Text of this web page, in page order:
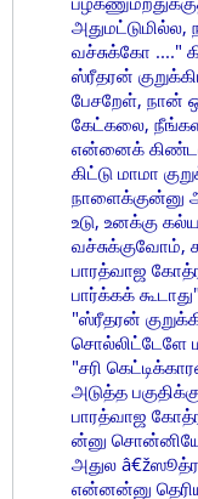
வச்சுக்கோ ...."
ஸ்ரீதரன்
பேசறேள், நான்
கேட்கலை,
என்னைக்
கிட்டு மாமா
நாளைக்குன்னு
உடு, உனக்கு
பாரத்வாஜ
பார்க்கக்
"ஸ்ரீதரன்
சொல்லிட்டேளே
"சரி
அடுத்த
பாரத்வாஜ
ன்னு
அதுல
என்னன்னு